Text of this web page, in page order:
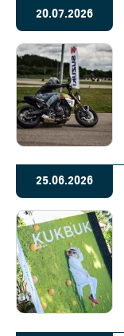
20.07.2026
25.06.2026